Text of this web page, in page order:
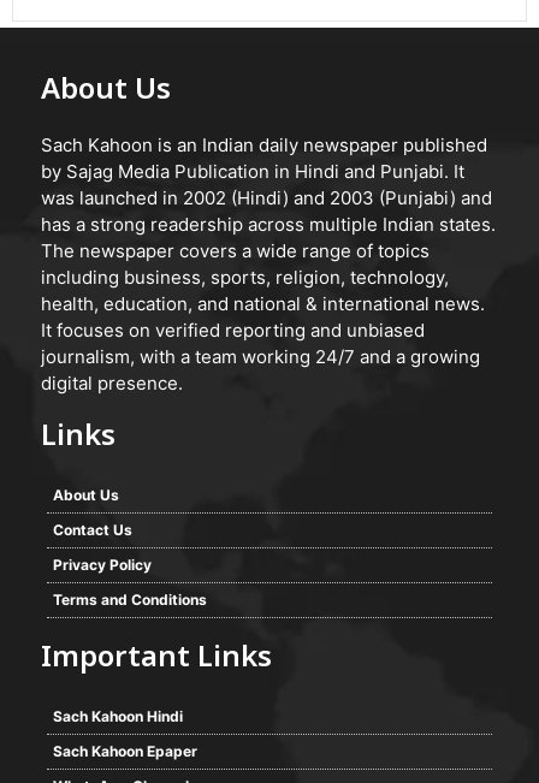
About Us
Sach Kahoon is an Indian daily newspaper published
by Sajag Media Publication in Hindi and Punjabi. It
was launched in 2002 (Hindi) and 2003 (Punjabi) and
has a strong readership across multiple Indian states.
The newspaper covers a wide range of topics
including business, sports, religion, technology,
health, education, and national & international news.
It focuses on verified reporting and unbiased
journalism, with a team working 24/7 and a growing
digital presence.
Links
About Us
Contact Us
Privacy Policy
Terms and Conditions
Important Links
Sach Kahoon Hindi
Sach Kahoon Epaper